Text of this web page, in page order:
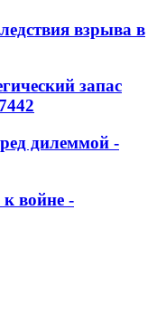
взрыва в
запас
7442
дилеммой -
войне -